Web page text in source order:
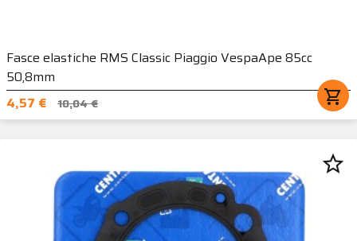
Fasce elastiche RMS Classic Piaggio VespaApe 85cc
50,8mm
4,57 €
10,04 € shopping_cart
star_border